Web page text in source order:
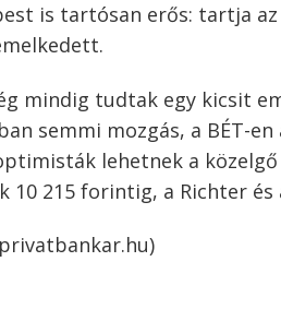
is tartósan erős: tartja
mindig tudtak egy kicsit
semmi mozgás, a BÉT-
lehetnek a közelgő
10 215 forintig, a Richter